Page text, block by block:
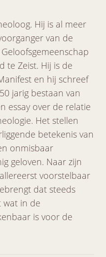
Hij is al meer
van de
te Zeist. Hij is de
en hij schreef
jarig bestaan van
essay over de relatie
Het stellen
betekenis van
onmisbaar
geloven. Naar zijn
voorstelbaar
dat steeds
in de
is voor de